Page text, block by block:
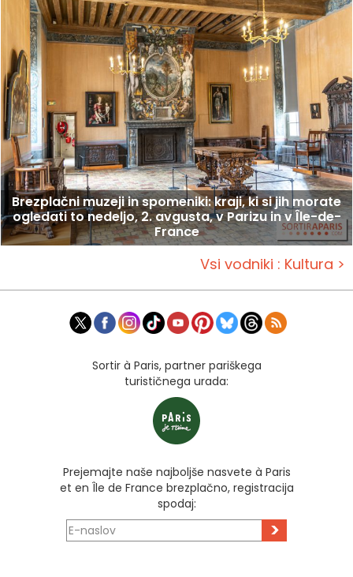
Brezplačni muzeji in spomeniki: kraji, ki si jih morate
ogledati to nedeljo, 2. avgusta, v Parizu in v Île-de-
France
Vsi vodniki : Kultura >
Sortir à Paris, partner pariškega
turističnega urada:
Prejemajte naše najboljše nasvete à Paris
et en Île de France brezplačno, registracija
spodaj:
>